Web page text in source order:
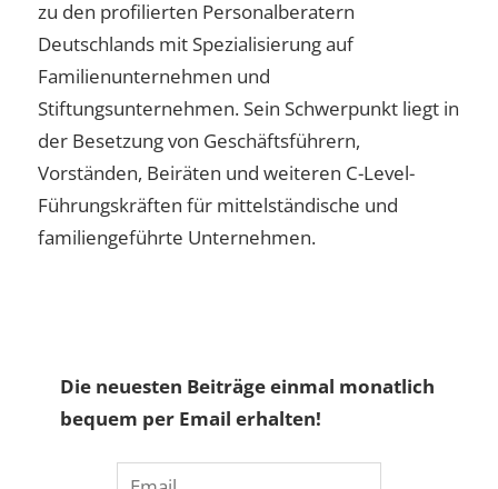
zu den profilierten Personalberatern
Deutschlands mit Spezialisierung auf
Familienunternehmen und
Stiftungsunternehmen. Sein Schwerpunkt liegt in
der Besetzung von Geschäftsführern,
Vorständen, Beiräten und weiteren C-Level-
Führungskräften für mittelständische und
familiengeführte Unternehmen.
Die neuesten Beiträge einmal monatlich
bequem per Email erhalten!